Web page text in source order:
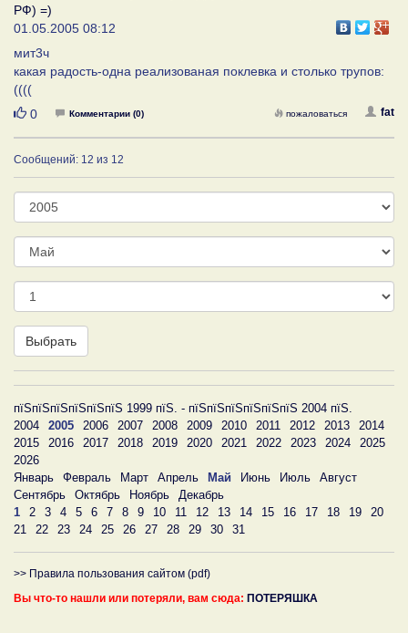
РФ) =)
01.05.2005 08:12
мит3ч
какая радость-одна реализованая поклевка и столько трупов:
((((
Нравится
0 Комментарии (0) fat
пожаловаться
Сообщений: 12 из 12
Год
Месяц
День
Выбрать
пїЅпїЅпїЅпїЅпїЅпїЅ 1999 пїЅ. - пїЅпїЅпїЅпїЅпїЅпїЅ 2004 пїЅ.
2004
2005 2006 2007 2008 2009 2010 2011 2012 2013
2014
2015
2016 2017 2018 2019 2020 2021 2022 2023 2024
2025
2026
Январь
Февраль Март Апрель Май Июнь Июль
Август
Сентябрь
Октябрь Ноябрь
Декабрь
1
2 3 4 5 6 7 8 9 10 11 12 13 14 15 16 17 18 19
20
21
22 23 24 25 26 27 28 29 30 31
>> Правила пользования сайтом (pdf)
Вы что-то нашли или потеряли, вам сюда: ПОТЕРЯШКА